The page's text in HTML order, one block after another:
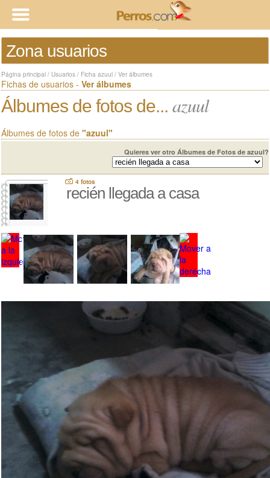
Zona usuarios
Página principal / Usuarios / Ficha azuul / Ver álbumes
Fichas de usuarios - Ver álbumes
Álbumes de fotos de... azuul
Álbumes de fotos de "azuul"
Quieres ver otro Álbumes de Fotos de azuul?
4 fotos
recién llegada a casa